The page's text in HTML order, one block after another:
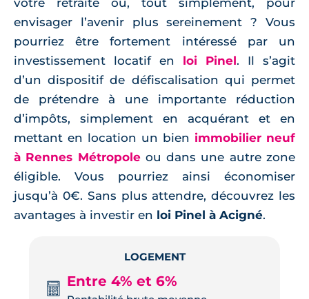
votre retraite ou, tout simplement, pour
envisager l’avenir plus sereinement ? Vous
pourriez être fortement intéressé par un
investissement locatif en loi Pinel. Il s’agit
d’un dispositif de défiscalisation qui permet
de prétendre à une importante réduction
d’impôts, simplement en acquérant et en
mettant en location un bien immobilier neuf
à Rennes Métropoleou dans une autre zone
éligible. Vous pourriez ainsi économiser
jusqu’à 0€. Sans plus attendre, découvrez les
avantages à investir en loi Pinel à Acigné.
LOGEMENT
Entre 4% et 6%